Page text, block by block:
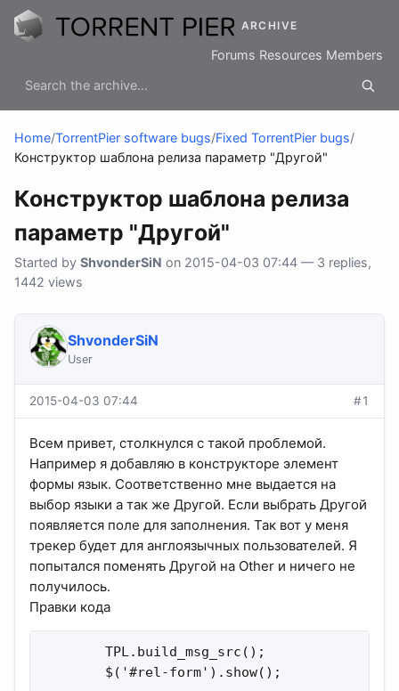
ARCHIVE
Forums Resources Members
Home/TorrentPier software bugs/Fixed TorrentPier bugs/
Конструктор шаблона релиза параметр "Другой"
Конструктор шаблона релиза
параметр "Другой"
Started by ShvonderSiN on 2015-04-03 07:44 — 3 replies,
1442 views
ShvonderSiN
User
2015-04-03 07:44 #1
Всем привет, столкнулся с такой проблемой.
Например я добавляю в конструкторе элемент
формы язык. Соответственно мне выдается на
выбор языки а так же Другой. Если выбрать Другой
появляется поле для заполнения. Так вот у меня
трекер будет для англоязычных пользователей. Я
попытался поменять Другой на Other и ничего не
получилось.
Правки кода
        TPL.build_msg_src();
        $('#rel-form').show();